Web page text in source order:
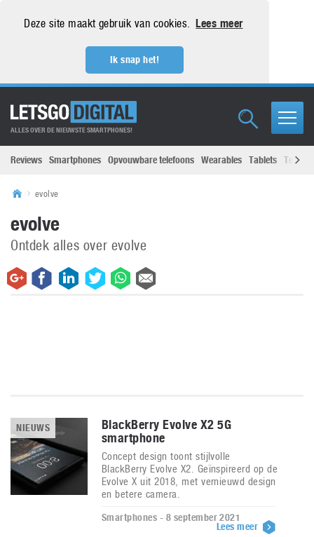
Deze site maakt gebruik van cookies. Lees meer
Ik snap het!
ALLES OVER DE NIEUWSTE SMARTPHONES!
Reviews Smartphones Opvouwbare telefoons Wearables Tablets
evolve
evolve
Ontdek alles over evolve
NIEUWS
BlackBerry Evolve X2 5G
smartphone
Concept design toont stijlvolle
BlackBerry Evolve X2. Geïnspireerd op de
Evolve X uit 2018, met vernieuwd design
en betere camera.
Smartphones - 8 september 2021
Lees meer